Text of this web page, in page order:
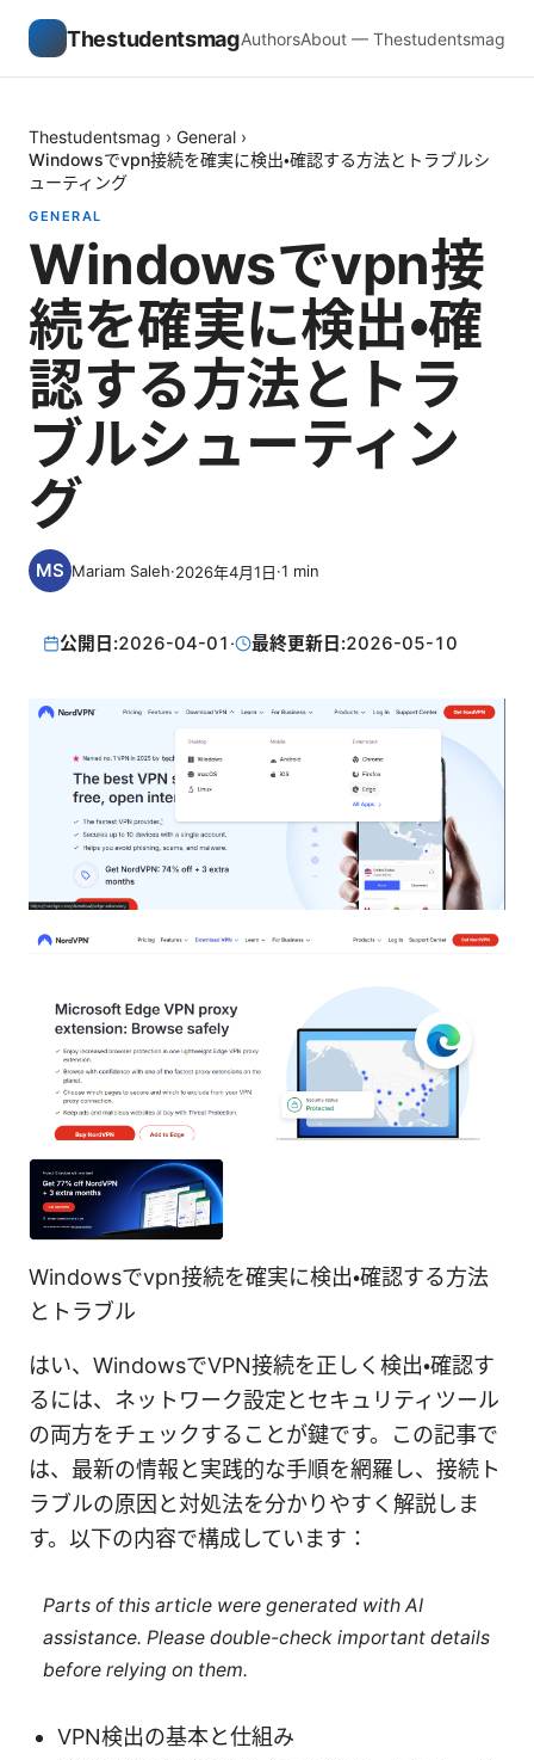
ThestudentsmagAuthorsAbout — Thestudentsmag
Thestudentsmag › General ›
Windowsでvpn接続を確実に検出・確認する方法とトラブルシ
ューティング
GENERAL
Windowsでvpn接
続を確実に検出・確
認する方法とトラ
ブルシューティン
グ
Mariam Saleh·2026年4月1日·1 min
公開日:2026-04-01 · 最終更新日:2026-05-10
Windowsでvpn接続を確実に検出・確認する方法
とトラブル
はい、WindowsでVPN接続を正しく検出・確認す
るには、ネットワーク設定とセキュリティツール
の両方をチェックすることが鍵です。この記事で
は、最新の情報と実践的な手順を網羅し、接続ト
ラブルの原因と対処法を分かりやすく解説しま
す。以下の内容で構成しています：
Parts of this article were generated with AI
assistance. Please double-check important details
before relying on them.
VPN検出の基本と仕組み